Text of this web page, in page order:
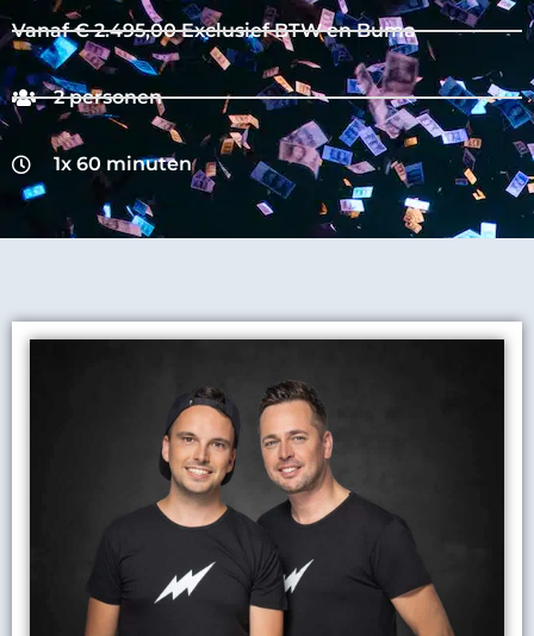
Vanaf € 2.495,00 Exclusief BTW en Buma
2 personen
1x 60 minuten